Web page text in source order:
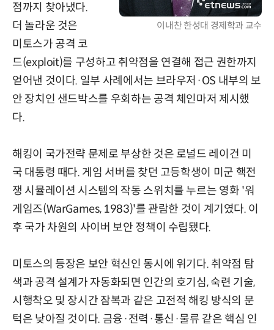
이내찬 한성대 경제학과 교수
점까지 찾아냈다.
더 놀라운 것은
미토스가 공격 코
드(exploit)를 구성하고 취약점을 연결해 접근 권한까지
얻어낸 것이다. 일부 사례에서는 브라우저·OS 내부의 보
안 장치인 샌드박스를 우회하는 공격 체인마저 제시했
다.
해킹이 국가전략 문제로 부상한 것은 로널드 레이건 미
국 대통령 때다. 게임 서버를 찾던 고등학생이 미군 핵전
쟁 시뮬레이션 시스템의 작동 스위치를 누르는 영화 '워
게임즈(WarGames, 1983)'를 관람한 것이 계기였다. 이
후 국가 차원의 사이버 보안 정책이 수립됐다.
미토스의 등장은 보안 혁신인 동시에 위기다. 취약점 탐
색과 공격 설계가 자동화되면 인간의 호기심, 숙련 기술,
시행착오 및 장시간 잠복과 같은 고전적 해킹 방식의 문
턱은 낮아질 것이다. 금융·전력·통신·물류 같은 핵심 인